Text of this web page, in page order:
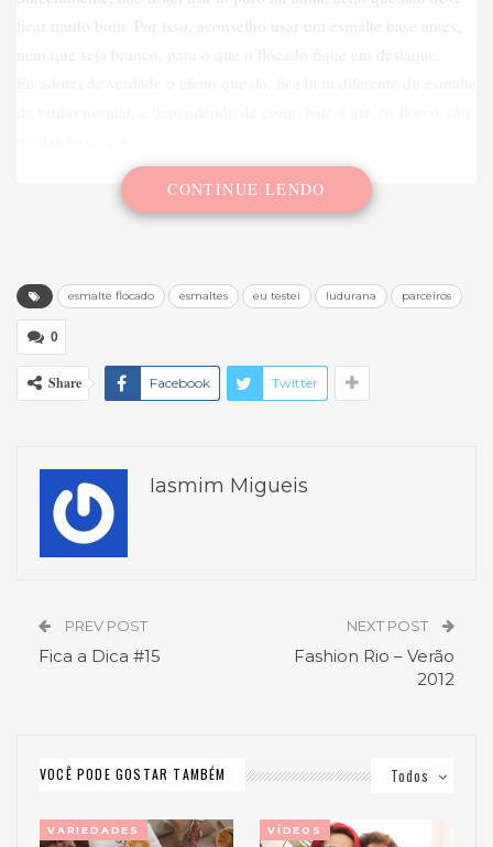
Valeu Ludurana!
CONTINUE LENDO
esmalte flocado esmaltes eu testei ludurana parceiros
0
Share Facebook Twitter
Iasmim Migueis
PREV POST
Fica a Dica #15
NEXT POST
Fashion Rio – Verão
2012
Todos
VOCÊ PODE GOSTAR TAMBÉM
VARIEDADES VÍDEOS